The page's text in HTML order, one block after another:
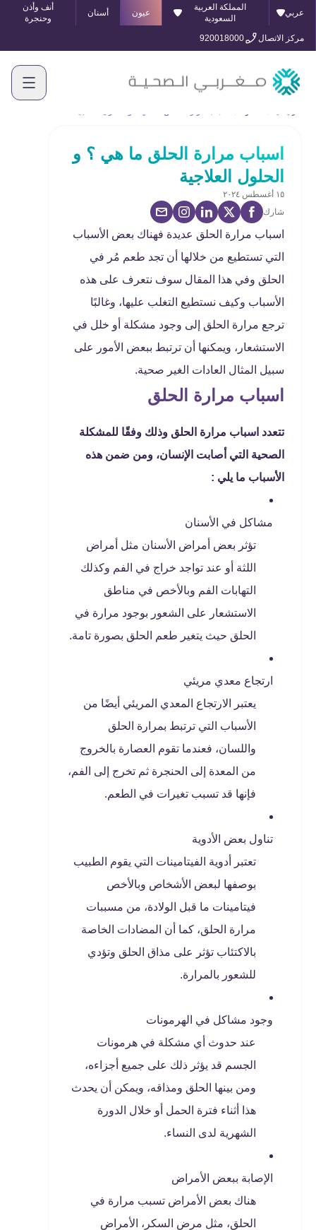
عربي
المملكة العربية
السعودية
عيون أسنان
أنف وأذن
وحنجرة
مركز الاتصال
920018000
اسباب مرارة الحلق ما هي ؟ و
الحلول العلاجية
١٥ أغسطس ٢٠٢٤
شارك
اسباب مرارة الحلق عديدة فهناك بعض الأسباب
التي تستطيع من خلالها أن تجد طعم مُر في
الحلق وفي هذا المقال سوف نتعرف على هذه
الأسباب وكيف نستطيع التغلب عليها، وغالبًا
ترجع مرارة الحلق إلى وجود مشكلة أو خلل في
الاستشعار، ويمكنها أن ترتبط ببعض الأمور على
سبيل المثال العادات الغير صحية.
اسباب مرارة الحلق
تتعدد اسباب مرارة الحلق وذلك وفقًا للمشكلة
الصحية التي أصابت الإنسان، ومن ضمن هذه
الأسباب ما يلي :
مشاكل في الأسنان
تؤثر بعض أمراض الأسنان مثل أمراض
اللثة أو عند تواجد خراج في الفم وكذلك
التهابات الفم وبالأخص في مناطق
الاستشعار على الشعور بوجود مرارة في
الحلق حيث يتغير طعم الحلق بصورة تامة.
ارتجاع معدي مريئي
يعتبر الارتجاع المعدي المريئي أيضًا من
الأسباب التي ترتبط بمرارة الحلق
واللسان، فعندما تقوم العصارة بالخروج
من المعدة إلى الحنجرة ثم تخرج إلى الفم،
فإنها قد تسبب تغيرات في الطعم.
تناول بعض الأدوية
تعتبر أدوية الفيتامينات التي يقوم الطبيب
بوصفها لبعض الأشخاص وبالأخص
فيتامينات ما قبل الولادة، من مسببات
مرارة الحلق، كما أن المضادات الخاصة
بالاكتئاب تؤثر على مذاق الحلق وتؤدي
للشعور بالمرارة.
وجود مشاكل في الهرمونات
عند حدوث أي مشكلة في هرمونات
الجسم قد يؤثر ذلك على جميع أجزاءه،
ومن بينها الحلق ومذاقه، ويمكن أن يحدث
هذا أثناء فترة الحمل أو خلال الدورة
الشهرية لدى النساء.
الإصابة ببعض الأمراض
هناك بعض الأمراض تسبب مرارة في
الحلق، مثل مرض السكر، الأمراض